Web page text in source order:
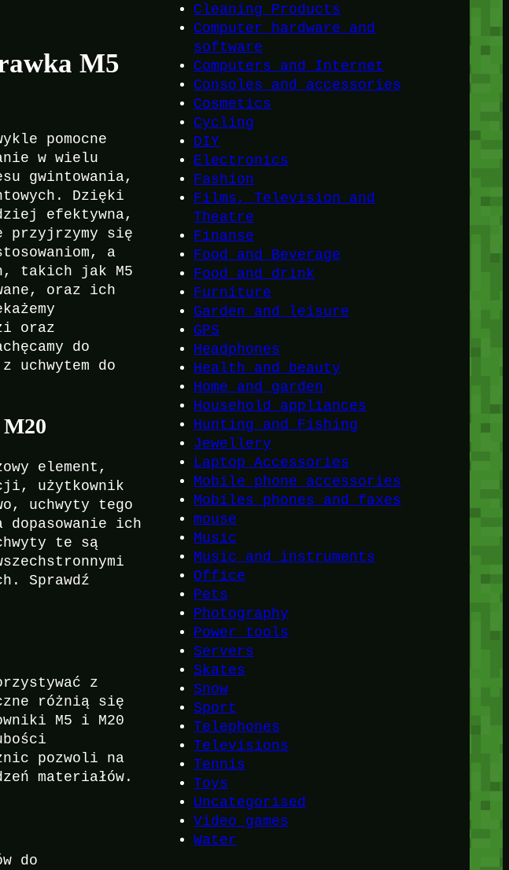
M5
pomocne
w wielu
gwintowania,
Dzięki
efektywna,
przyjrzymy się
a
takich jak M5
oraz ich
oraz
do
uchwytem do
element,
użytkownik
uchwyty tego
ich
te są
Sprawdź
z
różnią się
M5 i M20
pozwoli na
materiałów.
do
Cleaning Products
Computer hardware and
software
Computers and Internet
Consoles and accessories
Cosmetics
Cycling
DIY
Electronics
Fashion
Films, Television and
Theatre
Finanse
Food and Beverage
Food and drink
Furniture
Garden and leisure
GPS
Headphones
Health and beauty
Home and garden
Household appliances
Hunting and Fishing
Jewellery
Laptop Accessories
Mobile phone accessories
Mobiles phones and faxes
mouse
Music
Music and instruments
Office
Pets
Photography
Power tools
Servers
Skates
Snow
Sport
Telephones
Televisions
Tennis
Toys
Uncategorised
Video games
Water